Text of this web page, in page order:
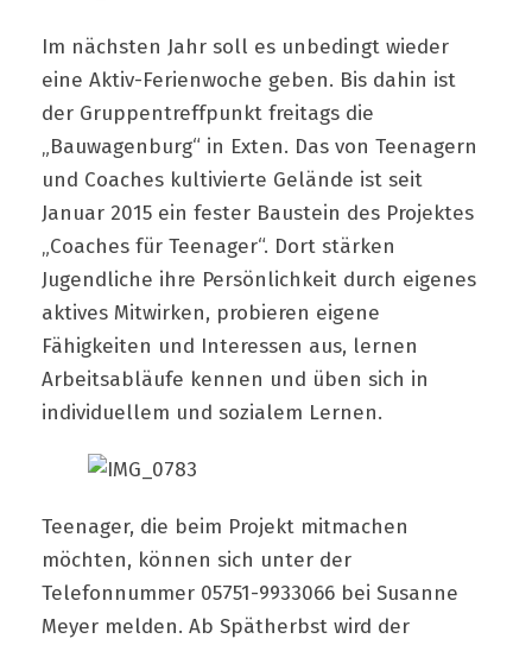
Im nächsten Jahr soll es unbedingt wieder
eine Aktiv-Ferienwoche geben. Bis dahin ist
der Gruppentreffpunkt freitags die
„Bauwagenburg“ in Exten. Das von Teenagern
und Coaches kultivierte Gelände ist seit
Januar 2015 ein fester Baustein des Projektes
„Coaches für Teenager“. Dort stärken
Jugendliche ihre Persönlichkeit durch eigenes
aktives Mitwirken, probieren eigene
Fähigkeiten und Interessen aus, lernen
Arbeitsabläufe kennen und üben sich in
individuellem und sozialem Lernen.
Teenager, die beim Projekt mitmachen
möchten, können sich unter der
Telefonnummer 05751-9933066 bei Susanne
Meyer melden. Ab Spätherbst wird der